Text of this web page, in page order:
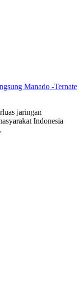
Manado -Ternate
jaringan
Indonesia